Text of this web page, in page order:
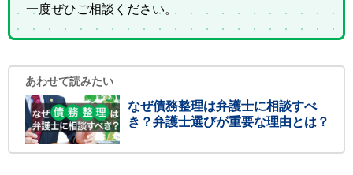
一度ぜひご相談ください。
あわせて読みたい
なぜ債務整理は弁護士に相談すべ
き？弁護士選びが重要な理由とは？